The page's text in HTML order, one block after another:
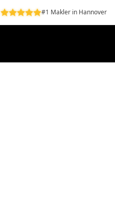
#1 Makler in Hannover